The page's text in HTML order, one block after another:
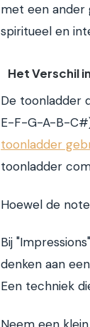
met een ander
spiritueel en
Het Verschil
De toonladder
E-F-G-A-B-
toonladder
toonladder
Hoewel de
Bij
denken aan
Een techniek
Neem een